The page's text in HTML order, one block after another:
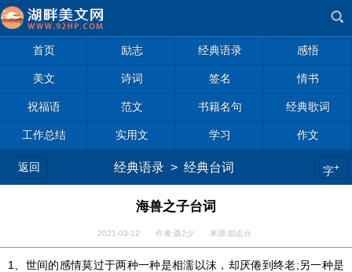
首页 励志 经典语录 感悟
美文 诗词 签名 情书
祝福语 范文 书籍名句 经典歌词
工作总结 实用文 学习 作文
返回 经典语录 > 经典台词 字+
海兽之子台词
2021-03-12 作者:聂2少 来源:励志台
1、世间的感情莫过于两种一种是相濡以沫，却厌倦到终老;另一种是